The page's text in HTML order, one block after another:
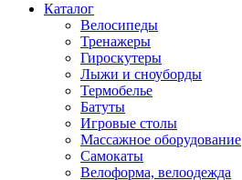
Каталог
Велосипеды
Тренажеры
Гироскутеры
Лыжи и сноуборды
Термобелье
Батуты
Игровые столы
Массажное оборудование
Самокаты
Велоформа, велоодежда